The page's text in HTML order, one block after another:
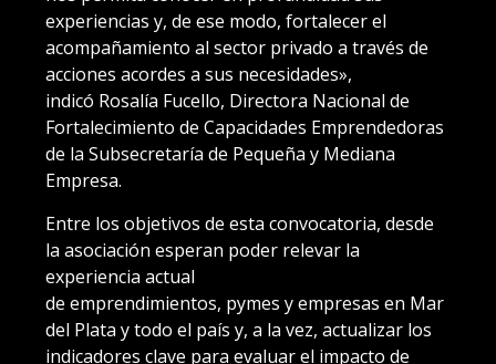
experiencias y, de ese modo, fortalecer el
acompañamiento al sector privado a través de
acciones acordes a sus necesidades»,
indicó Rosalía Fucello, Directora Nacional de
Fortalecimiento de Capacidades Emprendedoras
de la Subsecretaría de Pequeña y Mediana
Empresa.
Entre los objetivos de esta convocatoria, desde
la asociación esperan poder relevar la
experiencia actual
de emprendimientos, pymes y empresas en Mar
del Plata y todo el país y, a la vez, actualizar los
indicadores clave para evaluar el impacto de